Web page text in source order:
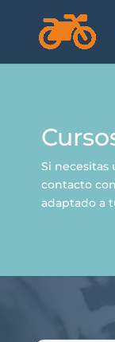
Si necesitas
contacto
adaptado a